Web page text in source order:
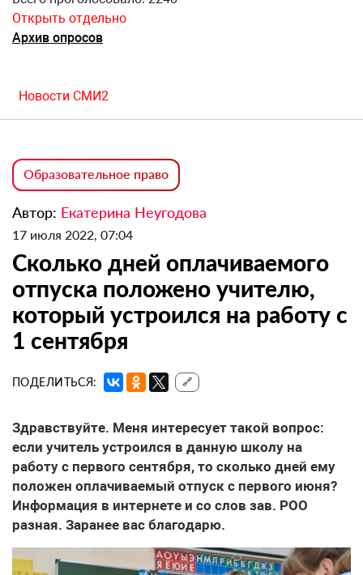
Открыть отдельно
Архив опросов
Новости СМИ2
Образовательное право
Автор: Екатерина Неугодова
17 июля 2022, 07:04
Сколько дней оплачиваемого
отпуска положено учителю,
который устроился на работу с
1 сентября
ПОДЕЛИТЬСЯ: 🔗
Здравствуйте. Меня интересует такой вопрос:
если учитель устроился в данную школу на
работу с первого сентября, то сколько дней ему
положен оплачиваемый отпуск с первого июня?
Информация в интернете и со слов зав. РОО
разная. Заранее вас благодарю.